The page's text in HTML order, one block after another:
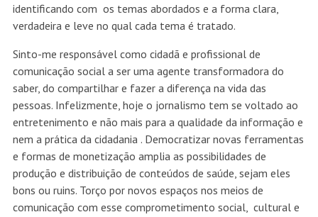
identificando com os temas abordados e a forma clara,
verdadeira e leve no qual cada tema é tratado.
Sinto-me responsável como cidadã e profissional de
comunicação social a ser uma agente transformadora do
saber, do compartilhar e fazer a diferença na vida das
pessoas. Infelizmente, hoje o jornalismo tem se voltado ao
entretenimento e não mais para a qualidade da informação e
nem a prática da cidadania . Democratizar novas ferramentas
e formas de monetização amplia as possibilidades de
produção e distribuição de conteúdos de saúde, sejam eles
bons ou ruins. Torço por novos espaços nos meios de
comunicação com esse comprometimento social, cultural e